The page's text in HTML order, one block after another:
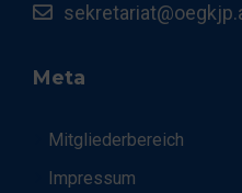
Meta
Mitgliederbereich
Impressum